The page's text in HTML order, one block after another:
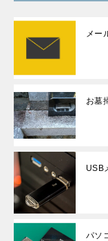
メー
お墓
USB
パソ